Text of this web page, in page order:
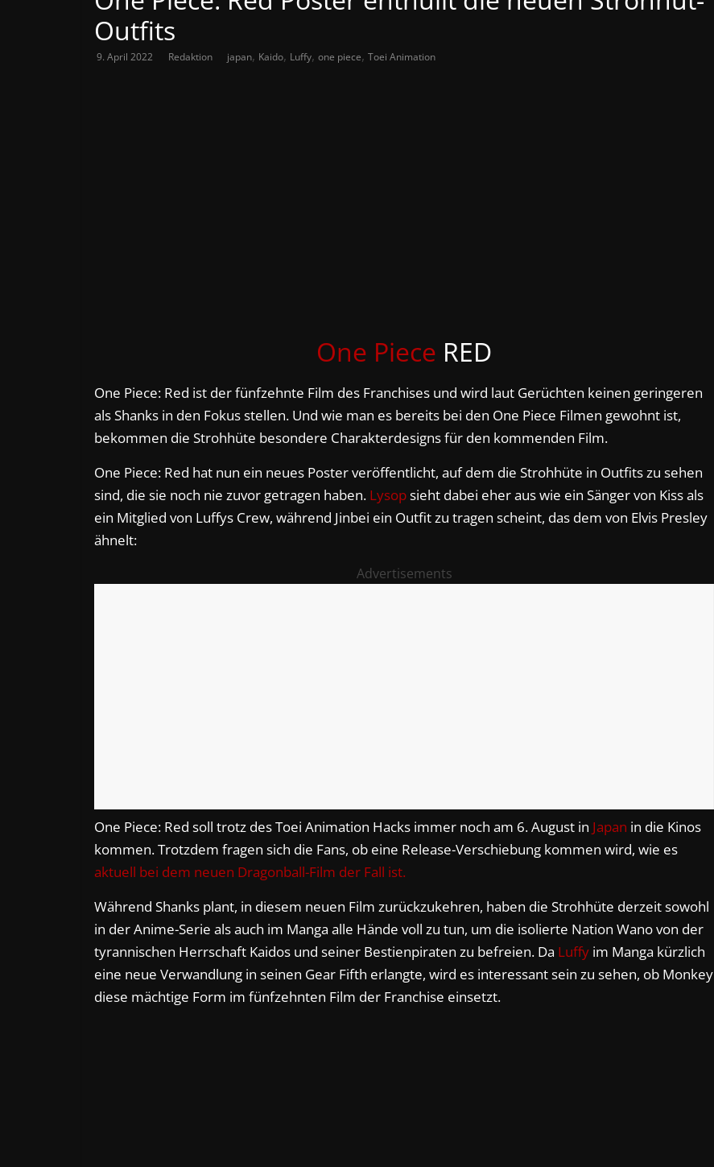
Outfits
9. April 2022 Redaktion japan, Kaido, Luffy, one piece, Toei Animation
One Piece RED
One Piece: Red ist der fünfzehnte Film des Franchises und wird laut Gerüchten keinen geringeren
als Shanks in den Fokus stellen. Und wie man es bereits bei den One Piece Filmen gewohnt ist,
bekommen die Strohhüte besondere Charakterdesigns für den kommenden Film.
One Piece: Red hat nun ein neues Poster veröffentlicht, auf dem die Strohhüte in Outfits zu sehen
sind, die sie noch nie zuvor getragen haben. Lysopsieht dabei eher aus wie ein Sänger von Kiss als
ein Mitglied von Luffys Crew, während Jinbei ein Outfit zu tragen scheint, das dem von Elvis Presley
ähnelt:
Advertisements
One Piece: Red soll trotz des Toei Animation Hacks immer noch am 6. August in Japan in die Kinos
kommen. Trotzdem fragen sich die Fans, ob eine Release-Verschiebung kommen wird, wie es
aktuell bei dem neuen Dragonball-Film der Fall ist.
Während Shanks plant, in diesem neuen Film zurückzukehren, haben die Strohhüte derzeit sowohl
in der Anime-Serie als auch im Manga alle Hände voll zu tun, um die isolierte Nation Wano von der
tyrannischen Herrschaft Kaidos und seiner Bestienpiraten zu befreien. Da Luffy im Manga kürzlich
eine neue Verwandlung in seinen Gear Fifth erlangte, wird es interessant sein zu sehen, ob Monkey
diese mächtige Form im fünfzehnten Film der Franchise einsetzt.